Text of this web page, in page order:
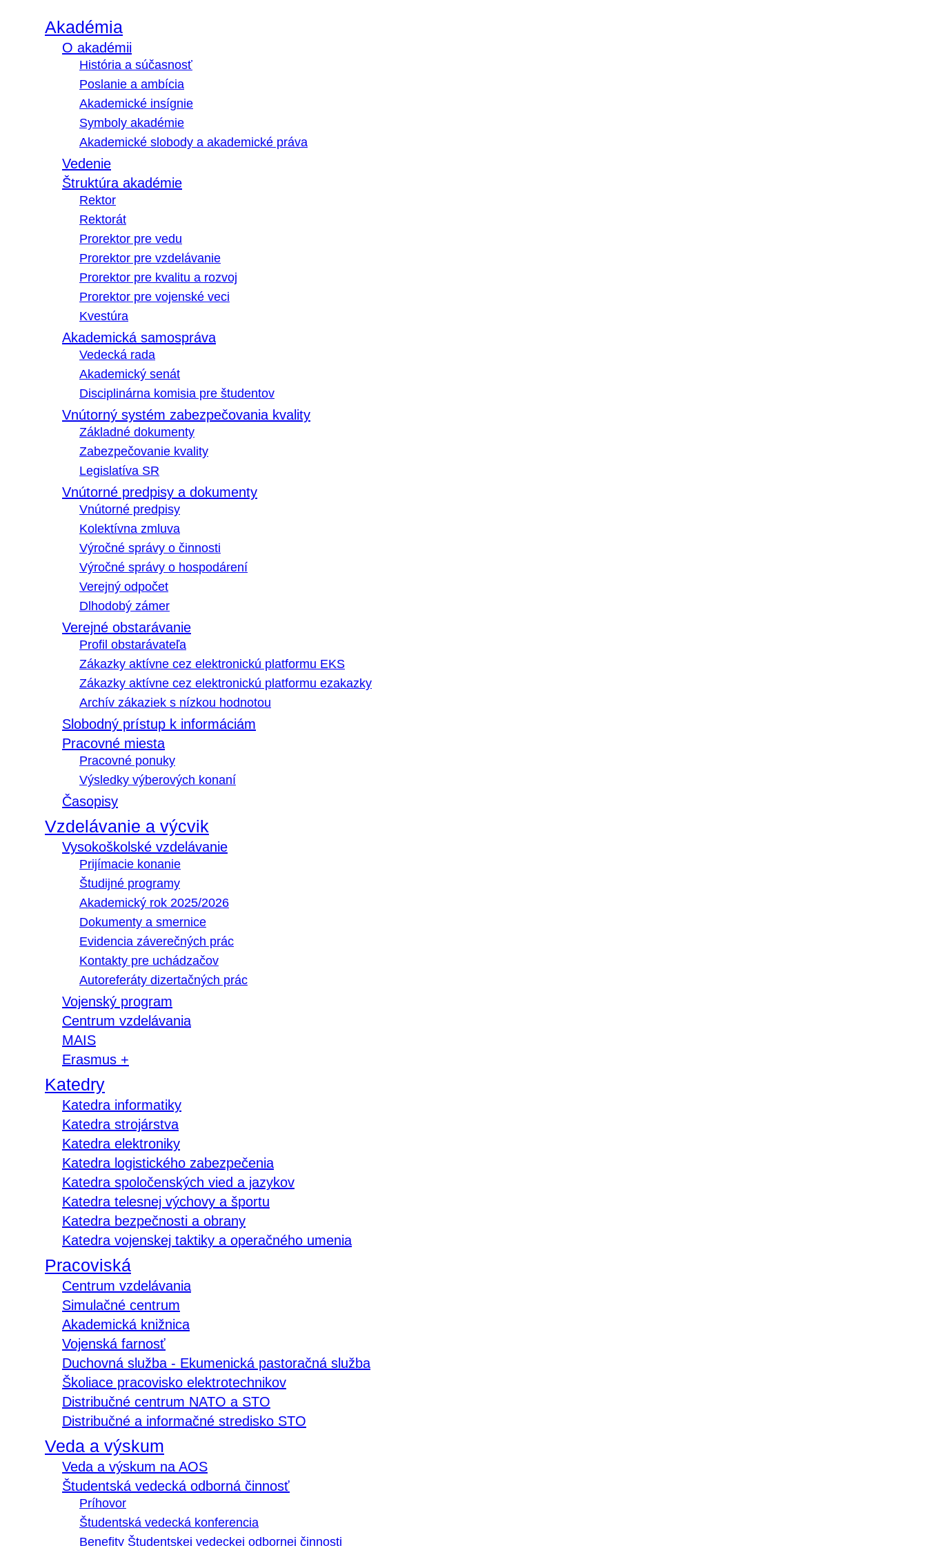
Akadémia
O akadémii
História a súčasnosť
Poslanie a ambícia
Akademické insígnie
Symboly akadémie
Akademické slobody a akademické práva
Vedenie
Štruktúra akadémie
Rektor
Rektorát
Prorektor pre vedu
Prorektor pre vzdelávanie
Prorektor pre kvalitu a rozvoj
Prorektor pre vojenské veci
Kvestúra
Akademická samospráva
Vedecká rada
Akademický senát
Disciplinárna komisia pre študentov
Vnútorný systém zabezpečovania kvality
Základné dokumenty
Zabezpečovanie kvality
Legislatíva SR
Vnútorné predpisy a dokumenty
Vnútorné predpisy
Kolektívna zmluva
Výročné správy o činnosti
Výročné správy o hospodárení
Verejný odpočet
Dlhodobý zámer
Verejné obstarávanie
Profil obstarávateľa
Zákazky aktívne cez elektronickú platformu EKS
Zákazky aktívne cez elektronickú platformu ezakazky
Archív zákaziek s nízkou hodnotou
Slobodný prístup k informáciám
Pracovné miesta
Pracovné ponuky
Výsledky výberových konaní
Časopisy
Vzdelávanie a výcvik
Vysokoškolské vzdelávanie
Prijímacie konanie
Študijné programy
Akademický rok 2025/2026
Dokumenty a smernice
Evidencia záverečných prác
Kontakty pre uchádzačov
Autoreferáty dizertačných prác
Vojenský program
Centrum vzdelávania
MAIS
Erasmus +
Katedry
Katedra informatiky
Katedra strojárstva
Katedra elektroniky
Katedra logistického zabezpečenia
Katedra spoločenských vied a jazykov
Katedra telesnej výchovy a športu
Katedra bezpečnosti a obrany
Katedra vojenskej taktiky a operačného umenia
Pracoviská
Centrum vzdelávania
Simulačné centrum
Akademická knižnica
Vojenská farnosť
Duchovná služba - Ekumenická pastoračná služba
Školiace pracovisko elektrotechnikov
Distribučné centrum NATO a STO
Distribučné a informačné stredisko STO
Veda a výskum
Veda a výskum na AOS
Študentská vedecká odborná činnosť
Príhovor
Študentská vedecká konferencia
Benefity Študentskej vedeckej odbornej činnosti